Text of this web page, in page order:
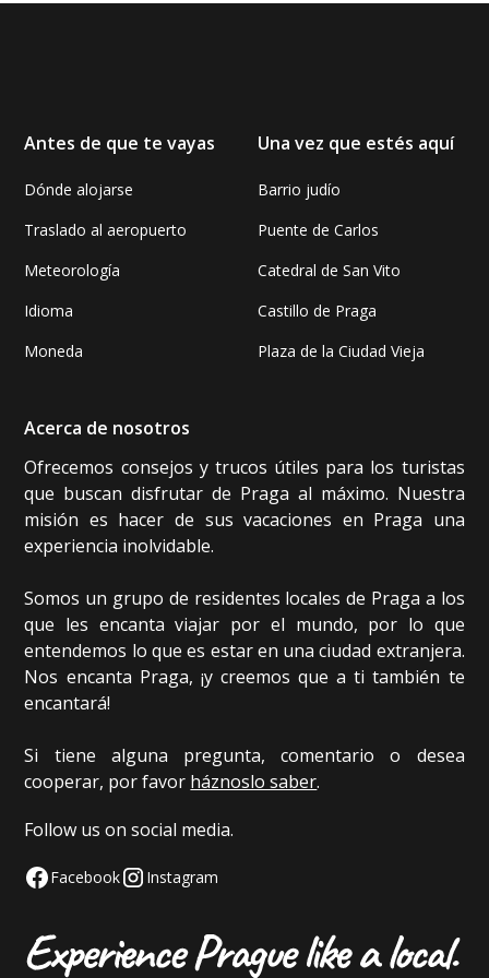
Antes de que te vayas
Dónde alojarse
Traslado al aeropuerto
Meteorología
Idioma
Moneda
Una vez que estés aquí
Barrio judío
Puente de Carlos
Catedral de San Vito
Castillo de Praga
Plaza de la Ciudad Vieja
Acerca de nosotros
Ofrecemos consejos y trucos útiles para los turistas
que buscan disfrutar de Praga al máximo. Nuestra
misión es hacer de sus vacaciones en Praga una
experiencia inolvidable.
Somos un grupo de residentes locales de Praga a los
que les encanta viajar por el mundo, por lo que
entendemos lo que es estar en una ciudad extranjera.
Nos encanta Praga, ¡y creemos que a ti también te
encantará!
Si tiene alguna pregunta, comentario o desea
cooperar, por favor háznoslo saber.
Follow us on social media.
Facebook Instagram